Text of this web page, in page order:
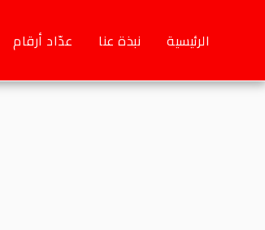
الرئيسية نبذة عنا عدّاد أرقام